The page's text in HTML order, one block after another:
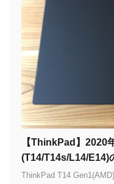
【ThinkPad】2020
(T14/T14s/L14/E14)
ThinkPad T14